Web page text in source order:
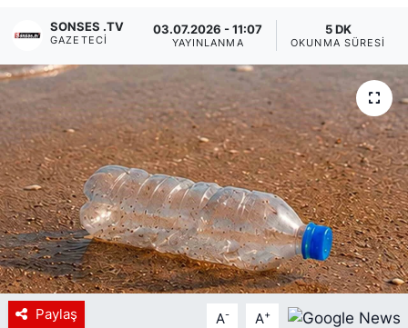
SONSES .TV
GAZETECI
03.07.2026 - 11:07
YAYINLANMA
5 DK
OKUNMA SÜRESI
Paylaş A- A+